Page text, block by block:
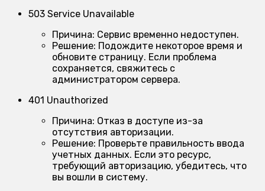
503 Service Unavailable
Причина: Сервис временно недоступен.
Решение: Подождите некоторое время и
обновите страницу. Если проблема
сохраняется, свяжитесь с
администратором сервера.
401 Unauthorized
Причина: Отказ в доступе из-за
отсутствия авторизации.
Решение: Проверьте правильность ввода
учетных данных. Если это ресурс,
требующий авторизацию, убедитесь, что
вы вошли в систему.